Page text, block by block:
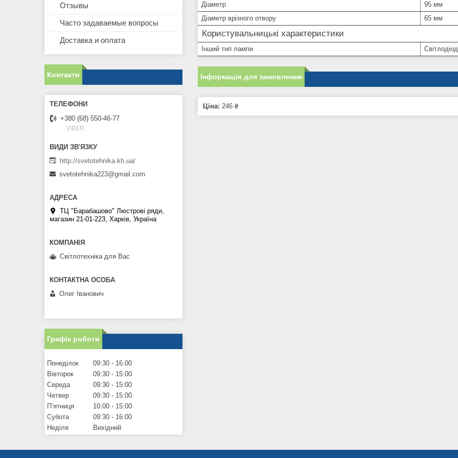
Діаметр
95 мм
Діаметр врізного отвору
65 мм
Користувальницькі характеристики
Інший тип лампи
Інформація для замовлення
Ціна: 246 ₴
Отзывы
Часто задаваемые вопросы
Доставка и оплата
Контакти
+380 (68) 550-46-77
VIBER
http://svetotehnika.kh.ua/
svetotehnika223@gmail.com
ТЦ "Барабашово" Люстрові ряди,
магазин 21-01-223, Харків, Україна
Світлотехніка для Вас
Олег Іванович
Графік роботи
Понеділок 09:30
16:00
Вівторок
09:30
15:00
Середа
09:30
15:00
Четвер
09:30
15:00
Пʼятниця
10:00
15:00
Субота
09:30
16:00
Неділя
Вихідний